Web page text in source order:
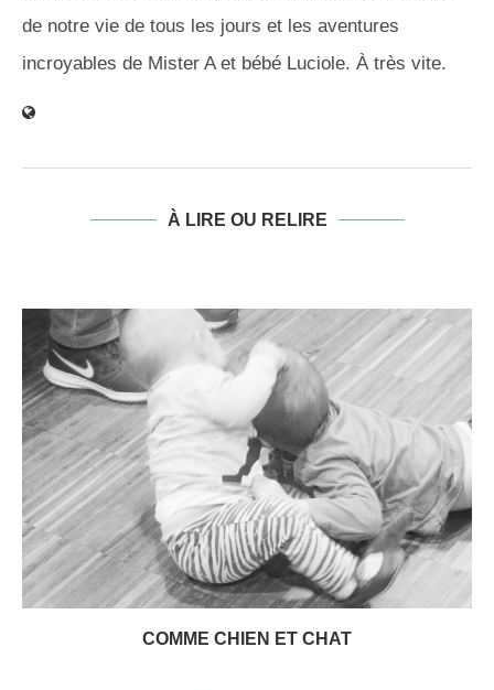
de notre vie de tous les jours et les aventures
incroyables de Mister A et bébé Luciole. À très vite.
À LIRE OU RELIRE
COMME CHIEN ET CHAT